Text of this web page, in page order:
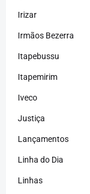
Irizar
Irmãos Bezerra
Itapebussu
Itapemirim
Iveco
Justiça
Lançamentos
Linha do Dia
Linhas